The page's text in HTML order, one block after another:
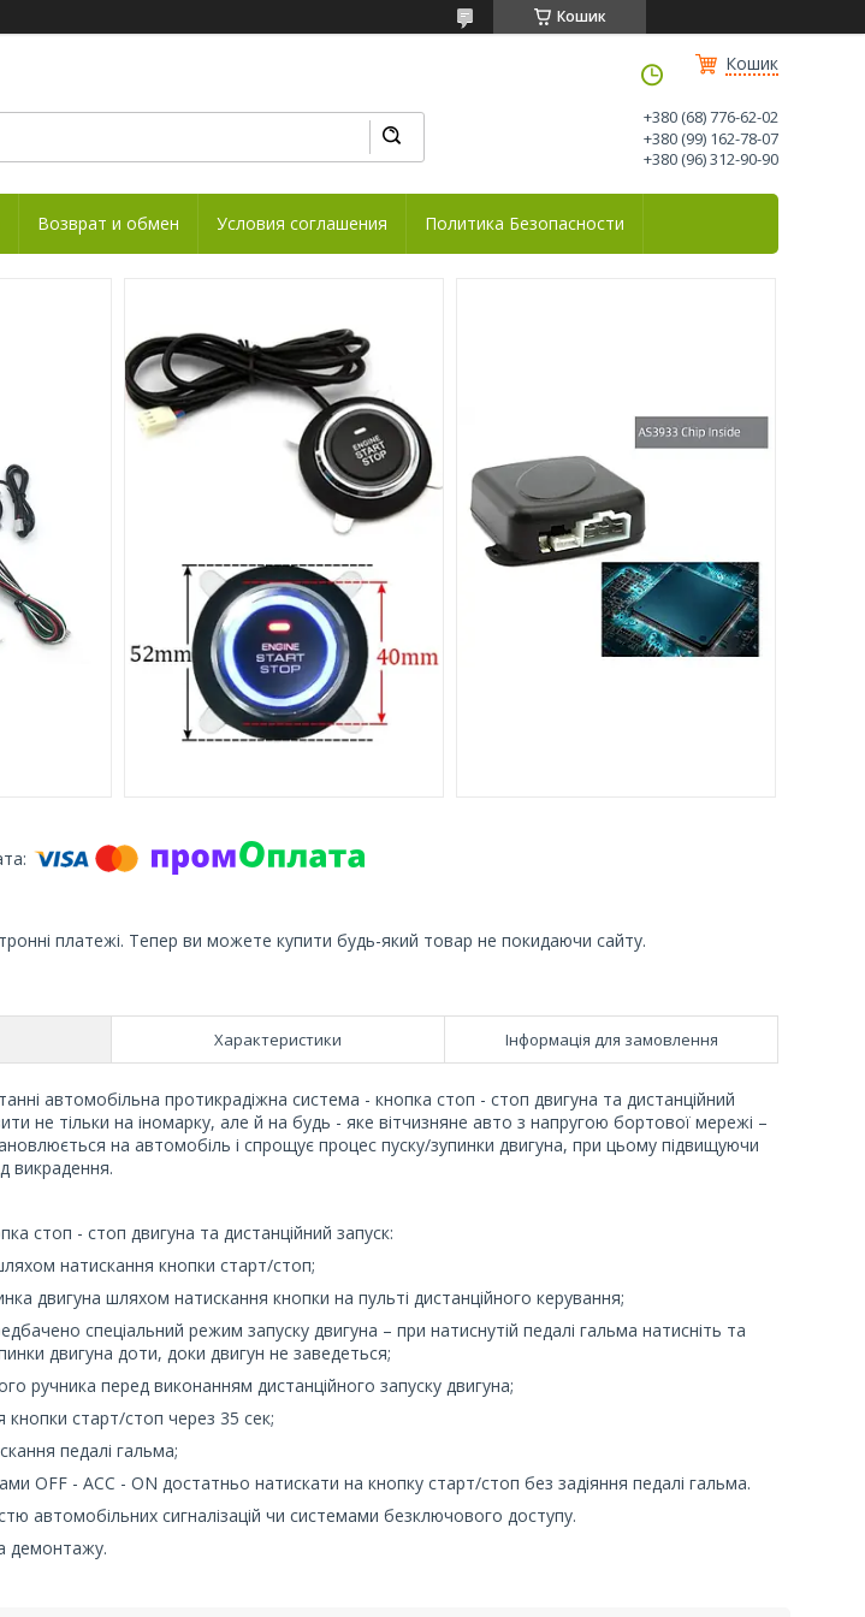
Кошик
Кошик
+380 (68) 776-62-02
+380 (99) 162-78-07
+380 (96) 312-90-90
Возврат и обмен Условия соглашения Политика Безопасности
платежі. Тепер ви можете купити будь-який товар не покидаючи сайту.
Характеристики Інформація для замовлення
автомобільна протикрадіжна система - кнопка стоп - стоп двигуна та дистанційний
не тільки на іномарку, але й на будь - яке вітчизняне авто з напругою бортової мережі –
на автомобіль і спрощує процес пуску/зупинки двигуна, при цьому підвищуючи
викрадення.
стоп - стоп двигуна та дистанційний запуск:
натискання кнопки старт/стоп;
двигуна шляхом натискання кнопки на пульті дистанційного керування;
спеціальний режим запуску двигуна – при натиснутій педалі гальма натисніть та
двигуна доти, доки двигун не заведеться;
ручника перед виконанням дистанційного запуску двигуна;
старт/стоп через 35 сек;
педалі гальма;
OFF - ACC - ON достатньо натискати на кнопку старт/стоп без задіяння педалі гальма.
автомобільних сигналізацій чи системами безключового доступу.
демонтажу.